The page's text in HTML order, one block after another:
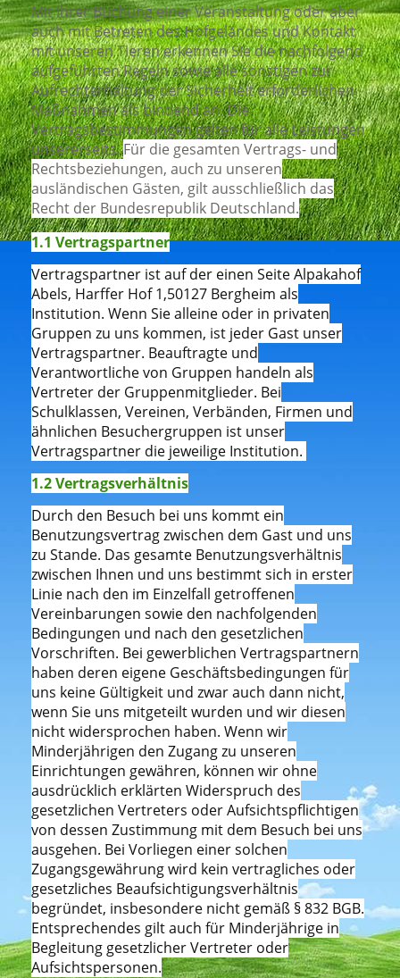
Mit Ihrer Buchung einer Veranstaltung oder aber
auch mit Betreten des Hofgeländes und Kontakt
mit unseren Tieren erkennen Sie die nachfolgend
aufgeführten Regeln sowie alle sonstigen zur
Aufrechterhaltung der Sicherheit erforderlichen
Maßnahmen als bindend an. Die
Vertragsbestimmungen gelten für alle Leistungen
unsererseits.Für die gesamten Vertrags- und
Rechtsbeziehungen, auch zu unseren
ausländischen Gästen, gilt ausschließlich das
Recht der Bundesrepublik Deutschland.
1.1 Vertragspartner
Vertragspartner ist auf der einen Seite Alpakahof
Abels, Harffer Hof 1,50127 Bergheim als
Institution. Wenn Sie alleine oder in privaten
Gruppen zu uns kommen, ist jeder Gast unser
Vertragspartner. Beauftragte und
Verantwortliche von Gruppen handeln als
Vertreter der Gruppenmitglieder. Bei
Schulklassen, Vereinen, Verbänden, Firmen und
ähnlichen Besuchergruppen ist unser
Vertragspartner die jeweilige Institution.
1.2 Vertragsverhältnis
Durch den Besuch bei uns kommt ein
Benutzungsvertrag zwischen dem Gast und uns
zu Stande. Das gesamte Benutzungsverhältnis
zwischen Ihnen und uns bestimmt sich in erster
Linie nach den im Einzelfall getroffenen
Vereinbarungen sowie den nachfolgenden
Bedingungen und nach den gesetzlichen
Vorschriften. Bei gewerblichen Vertragspartnern
haben deren eigene Geschäftsbedingungen für
uns keine Gültigkeit und zwar auch dann nicht,
wenn Sie uns mitgeteilt wurden und wir diesen
nicht widersprochen haben. Wenn wir
Minderjährigen den Zugang zu unseren
Einrichtungen gewähren, können wir ohne
ausdrücklich erklärten Widerspruch des
gesetzlichen Vertreters oder Aufsichtspflichtigen
von dessen Zustimmung mit dem Besuch bei uns
ausgehen. Bei Vorliegen einer solchen
Zugangsgewährung wird kein vertragliches oder
gesetzliches Beaufsichtigungsverhältnis
begründet, insbesondere nicht gemäß § 832 BGB.
Entsprechendes gilt auch für Minderjährige in
Begleitung gesetzlicher Vertreter oder
Aufsichtspersonen.